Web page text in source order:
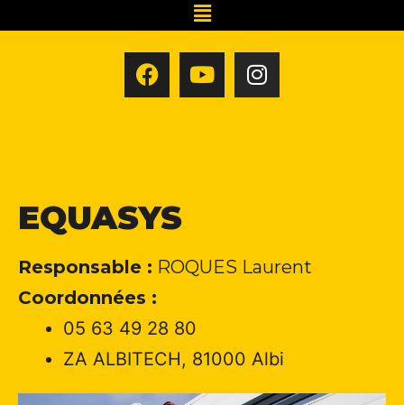
EQUASYS
Responsable : ROQUES Laurent
Coordonnées :
05 63 49 28 80
ZA ALBITECH, 81000 Albi